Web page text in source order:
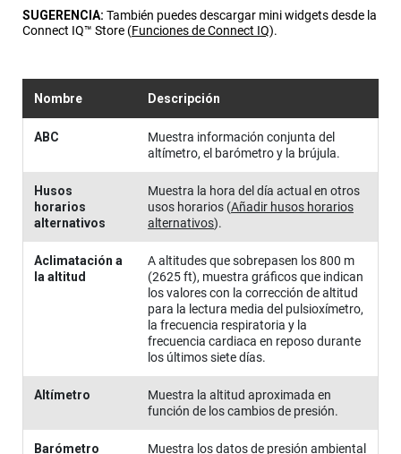
SUGERENCIA: También puedes descargar mini widgets desde la
Connect IQ™ Store (Funciones de Connect IQ).
Nombre Descripción
ABC
Muestra información conjunta del
altímetro, el barómetro y la brújula.
Husos
horarios
alternativos
Muestra la hora del día actual en otros
usos horarios (Añadir husos horarios
alternativos).
Aclimatación a
la altitud
A altitudes que sobrepasen los 800 m
(2625 ft), muestra gráficos que indican
los valores con la corrección de altitud
para la lectura media del pulsioxímetro,
la frecuencia respiratoria y la
frecuencia cardiaca en reposo durante
los últimos siete días.
Altímetro
Muestra la altitud aproximada en
función de los cambios de presión.
Barómetro
Muestra los datos de presión ambiental